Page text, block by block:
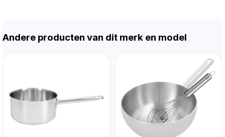
Andere producten van dit merk en model